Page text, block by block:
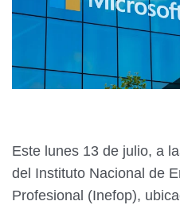
Este lunes 13 de julio, a
del Instituto Nacional de
Profesional (Inefop),